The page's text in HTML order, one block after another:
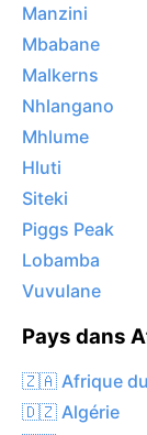
Manzini
Mbabane
Malkerns
Nhlangano
Mhlume
Hluti
Siteki
Piggs Peak
Lobamba
Vuvulane
Pays dans
🇿🇦 Afrique
🇩🇿 Algérie